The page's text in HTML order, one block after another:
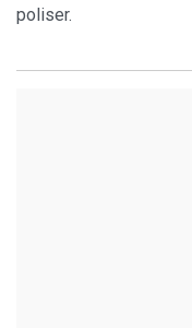
poliser.